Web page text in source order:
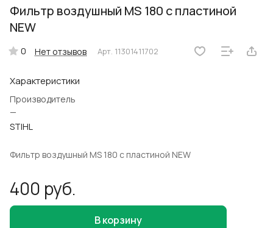
Фильтр воздушный MS 180 с пластиной
NEW
0 Нет отзывов Арт. 11301411702
Характеристики
Производитель
—
STIHL
Фильтр воздушный MS 180 с пластиной NEW
400 руб.
В корзину